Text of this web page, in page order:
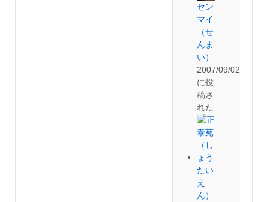
セン
マイ
（せ
んま
い）
2007/09/02
に投
稿さ
れた